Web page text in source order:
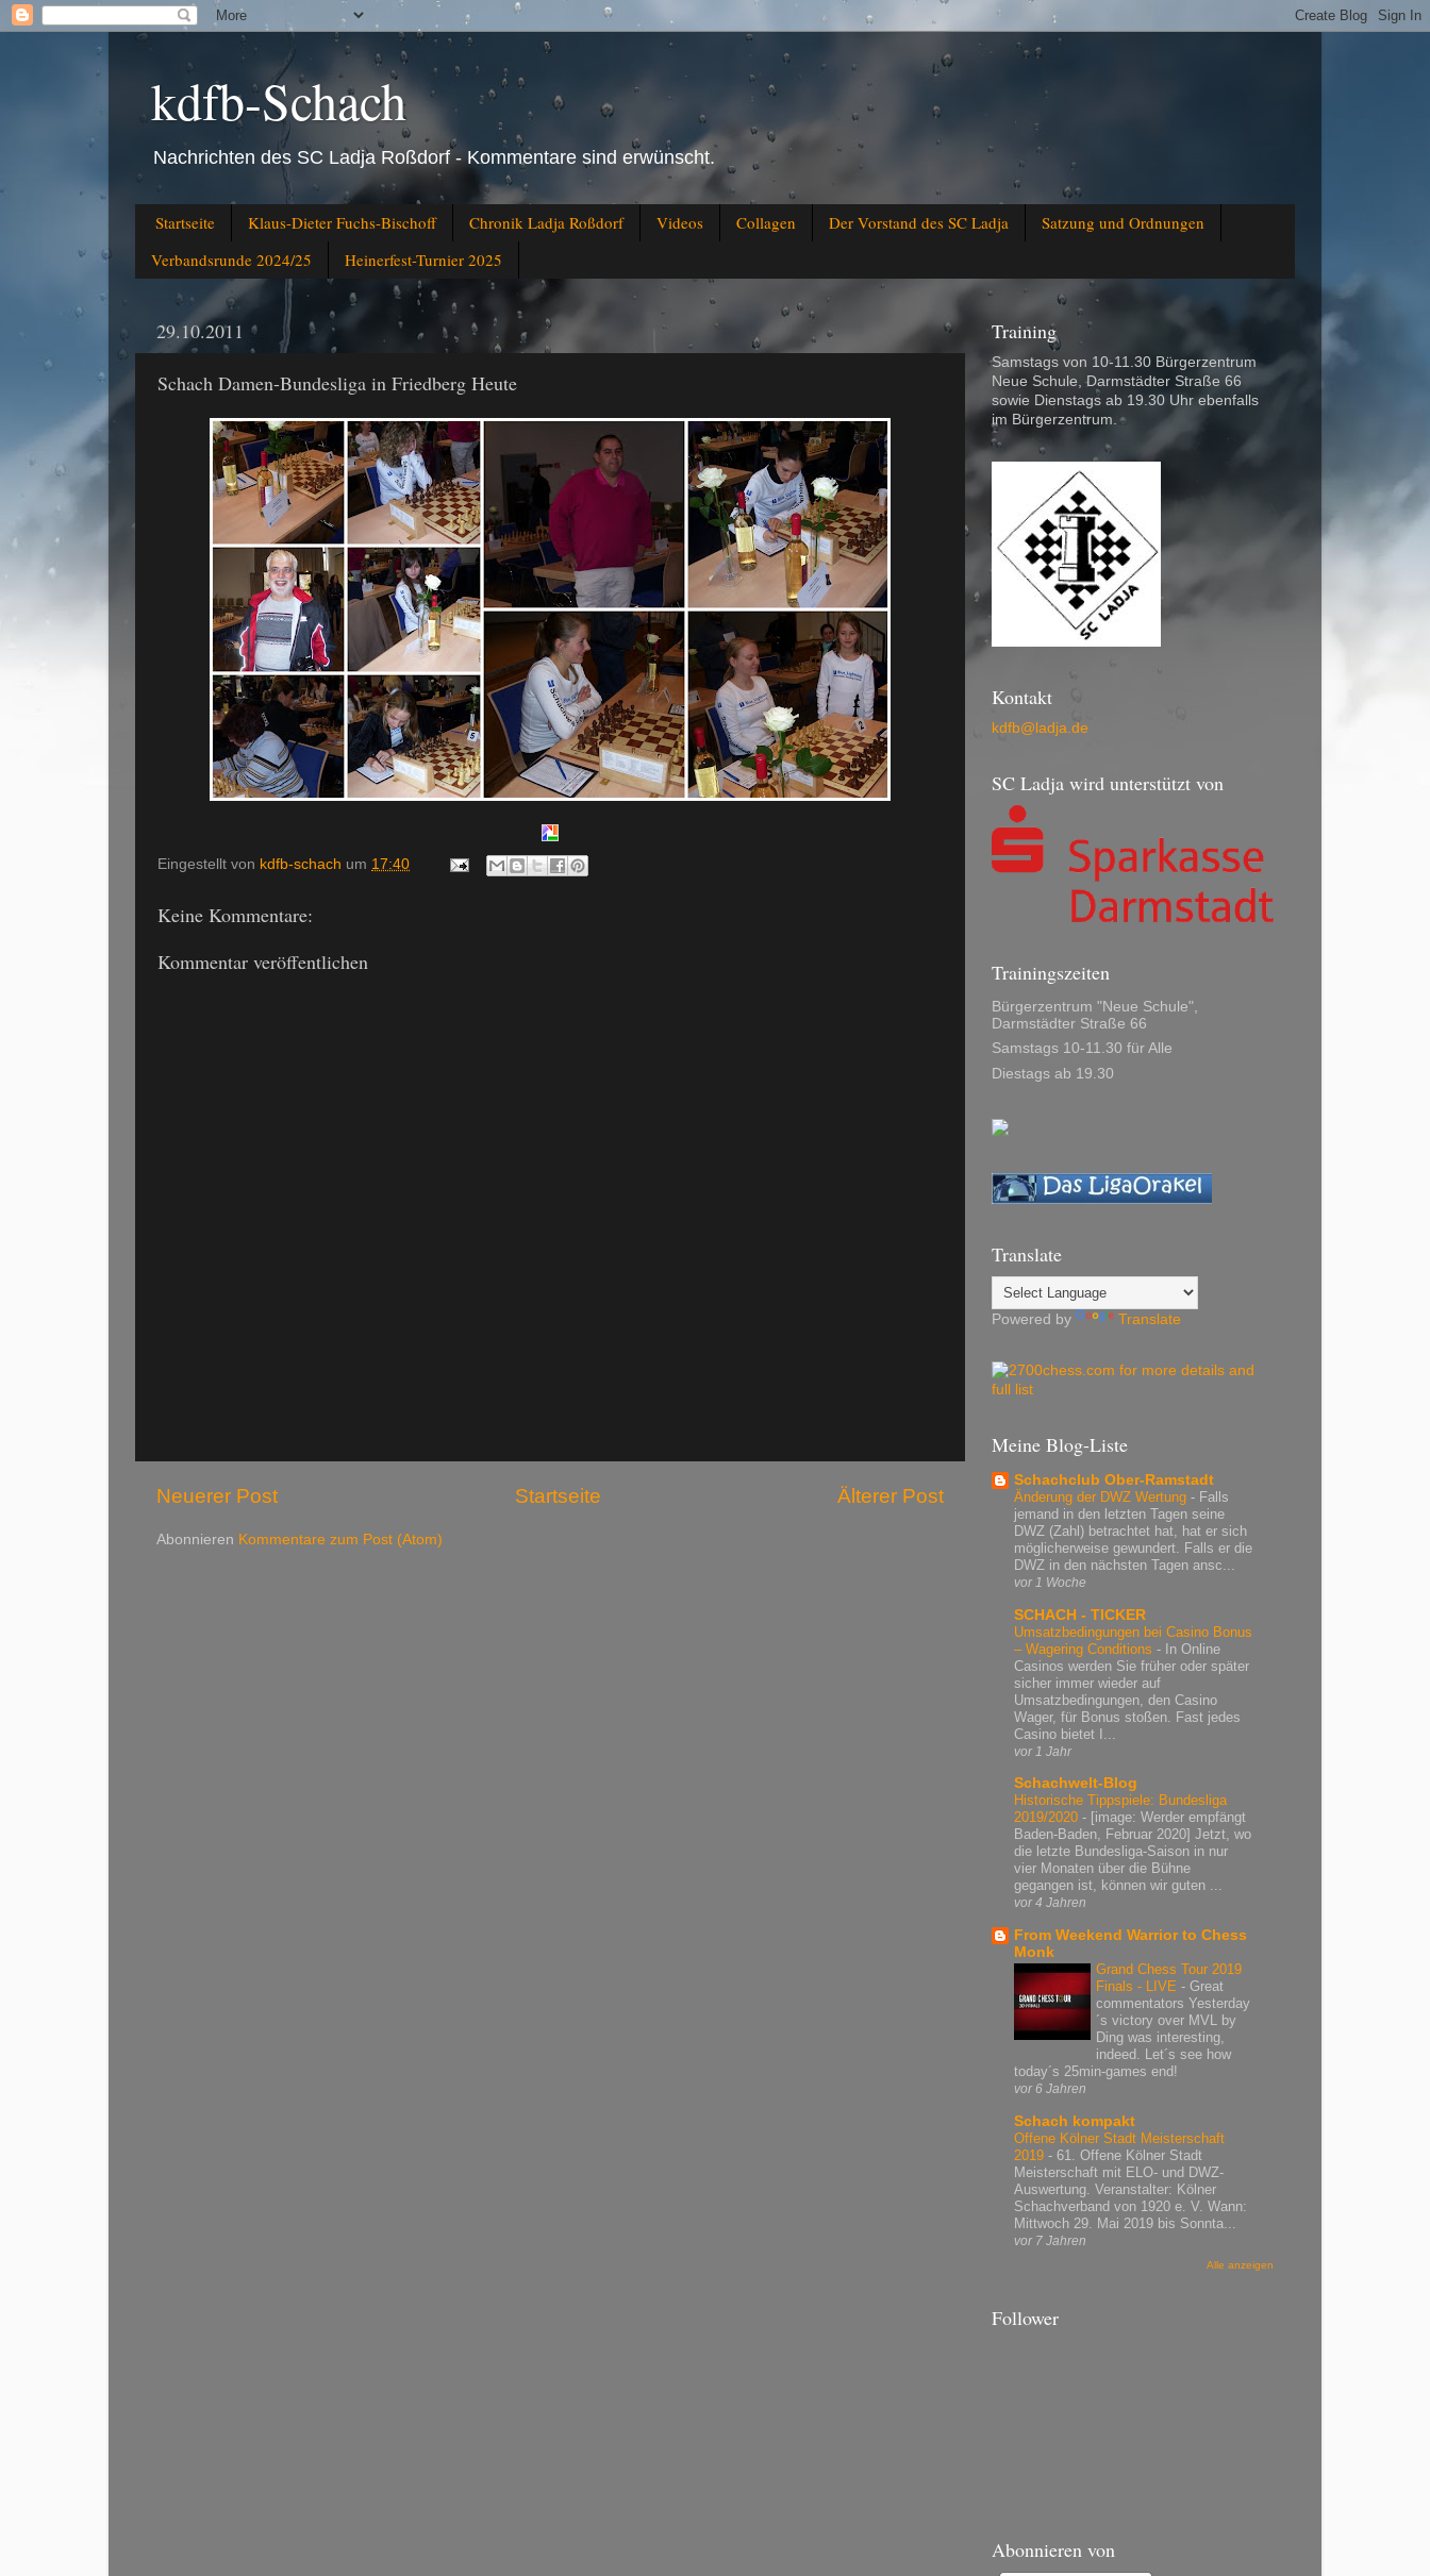
kdfb-Schach
Nachrichten des SC Ladja Roßdorf - Kommentare sind erwünscht.
Startseite Klaus-Dieter Fuchs-Bischoff Chronik Ladja Roßdorf Videos Collagen Der Vorstand des SC Ladja
Satzung und Ordnungen
Verbandsrunde 2024/25
Heinerfest-Turnier 2025
29.10.2011
Schach Damen-Bundesliga in Friedberg Heute
Eingestellt von kdfb-schach um 17:40
Keine Kommentare:
Kommentar veröffentlichen
Neuerer Post Älterer Post
Startseite
Abonnieren Kommentare zum Post (Atom)
Training
Samstags von 10-11.30 Bürgerzentrum
Neue Schule, Darmstädter Straße 66
sowie Dienstags ab 19.30 Uhr ebenfalls
im Bürgerzentrum.
Kontakt
kdfb@ladja.de
SC Ladja wird unterstützt von
Trainingszeiten
Bürgerzentrum "Neue Schule",
Darmstädter Straße 66
Samstags 10-11.30 für Alle
Diestags ab 19.30
Translate
Powered by Translate
Meine Blog-Liste
Schachclub Ober-Ramstadt
Änderung der DWZ Wertung - Falls
jemand in den letzten Tagen seine
DWZ (Zahl) betrachtet hat, hat er sich
möglicherweise gewundert. Falls er die
DWZ in den nächsten Tagen ansc...
vor 1 Woche
SCHACH - TICKER
Umsatzbedingungen bei Casino Bonus
– Wagering Conditions - In Online
Casinos werden Sie früher oder später
sicher immer wieder auf
Umsatzbedingungen, den Casino
Wager, für Bonus stoßen. Fast jedes
Casino bietet I...
vor 1 Jahr
Schachwelt-Blog
Historische Tippspiele: Bundesliga
2019/2020 - [image: Werder empfängt
Baden-Baden, Februar 2020] Jetzt, wo
die letzte Bundesliga-Saison in nur
vier Monaten über die Bühne
gegangen ist, können wir guten ...
vor 4 Jahren
From Weekend Warrior to Chess
Monk
Grand Chess Tour 2019
Finals - LIVE - Great
commentators Yesterday
´s victory over MVL by
Ding was interesting,
indeed. Let´s see how
today´s 25min-games end!
vor 6 Jahren
Schach kompakt
Offene Kölner Stadt Meisterschaft
2019 - 61. Offene Kölner Stadt
Meisterschaft mit ELO- und DWZ-
Auswertung. Veranstalter: Kölner
Schachverband von 1920 e. V. Wann:
Mittwoch 29. Mai 2019 bis Sonnta...
vor 7 Jahren
Alle anzeigen
Follower
Abonnieren von